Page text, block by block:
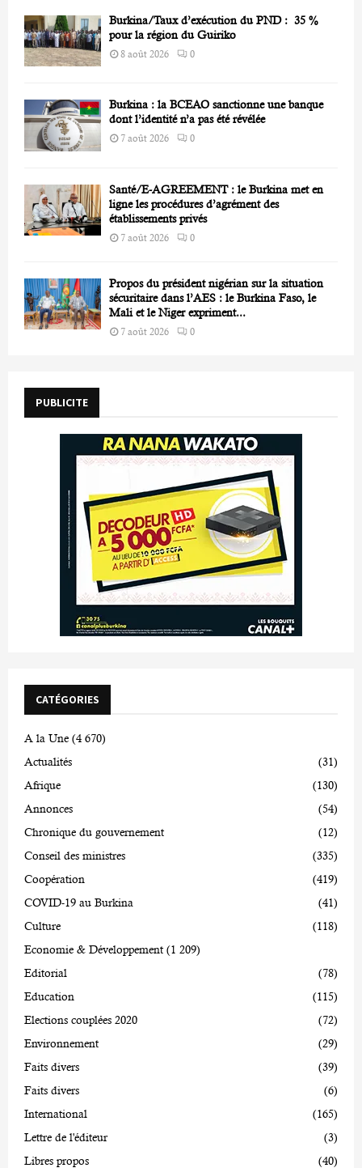
Burkina/Taux d’exécution du PND : 35 %
pour la région du Guiriko
8 août 2026 0
Burkina : la BCEAO sanctionne une banque
dont l’identité n’a pas été révélée
7 août 2026 0
Santé/E-AGREEMENT : le Burkina met en
ligne les procédures d’agrément des
établissements privés
7 août 2026 0
Propos du président nigérian sur la situation
sécuritaire dans l’AES : le Burkina Faso, le
Mali et le Niger expriment...
7 août 2026 0
PUBLICITE
CATÉGORIES
A la Une (4 670)
Actualités
(31)
Afrique
(130)
Annonces
(54)
Chronique du gouvernement
(12)
Conseil des ministres
(335)
Coopération
(419)
COVID-19 au Burkina
(41)
Culture
(118)
Economie & Développement (1 209)
Editorial
(78)
Education
(115)
Elections couplées 2020
(72)
Environnement
(29)
Faits divers
(39)
Faits divers
(6)
International
(165)
Lettre de l'éditeur
(3)
Libres propos
(40)